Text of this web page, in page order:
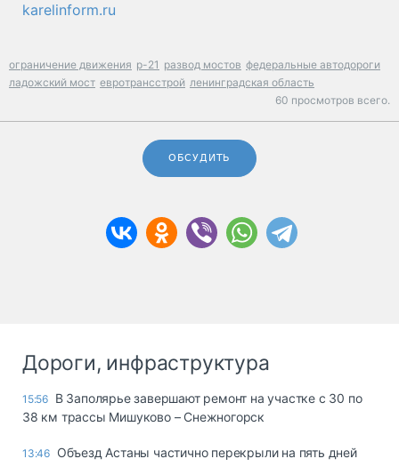
karelinform.ru
ограничение движения р-21 развод мостов федеральные автодороги
ладожский мост евротрансстрой ленинградская область
60 просмотров всего.
ОБСУДИТЬ
Дороги, инфраструктура
15:56 В Заполярье завершают ремонт на участке с 30 по
38 км трассы Мишуково – Снежногорск
13:46 Объезд Астаны частично перекрыли на пять дней